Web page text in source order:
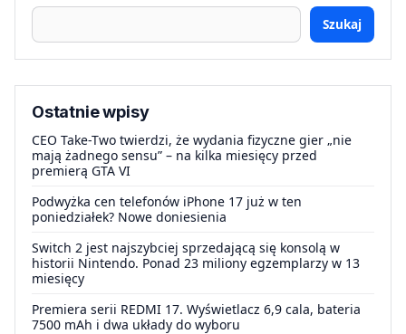
Szukaj
Ostatnie wpisy
CEO Take-Two twierdzi, że wydania fizyczne gier „nie
mają żadnego sensu” – na kilka miesięcy przed
premierą GTA VI
Podwyżka cen telefonów iPhone 17 już w ten
poniedziałek? Nowe doniesienia
Switch 2 jest najszybciej sprzedającą się konsolą w
historii Nintendo. Ponad 23 miliony egzemplarzy w 13
miesięcy
Premiera serii REDMI 17. Wyświetlacz 6,9 cala, bateria
7500 mAh i dwa układy do wyboru